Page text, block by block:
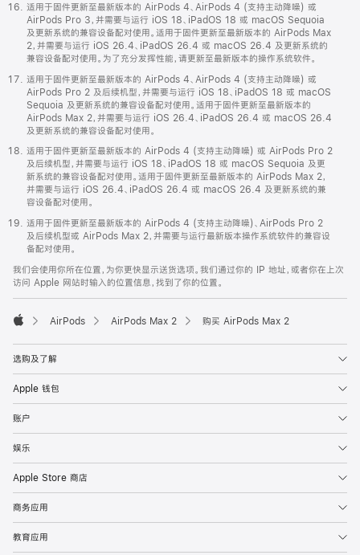
适用于固件更新至最新版本的 AirPods 4、AirPods 4 (支持主动降噪) 或
AirPods Pro 3，并需要与运行 iOS 18、iPadOS 18 或 macOS Sequoia
及更新系统的兼容设备配对使用。适用于固件更新至最新版本的 AirPods Max
2，并需要与运行 iOS 26.4、iPadOS 26.4 或 macOS 26.4 及更新系统的
兼容设备配对使用。为了充分发挥性能，请更新至最新版本的操作系统软件。
适用于固件更新至最新版本的 AirPods 4、AirPods 4 (支持主动降噪) 或
AirPods Pro 2 及后续机型，并需要与运行 iOS 18、iPadOS 18 或 macOS
Sequoia 及更新系统的兼容设备配对使用。适用于固件更新至最新版本的
AirPods Max 2，并需要与运行 iOS 26.4、iPadOS 26.4 或 macOS 26.4
及更新系统的兼容设备配对使用。
适用于固件更新至最新版本的 AirPods 4 (支持主动降噪) 或 AirPods Pro 2
及后续机型，并需要与运行 iOS 18、iPadOS 18 或 macOS Sequoia 及更
新系统的兼容设备配对使用。适用于固件更新至最新版本的 AirPods Max 2，
并需要与运行 iOS 26.4、iPadOS 26.4 或 macOS 26.4 及更新系统的兼
容设备配对使用。
适用于固件更新至最新版本的 AirPods 4 (支持主动降噪)、AirPods Pro 2
及后续机型或 AirPods Max 2，并需要与运行最新版本操作系统软件的兼容设
备配对使用。
我们会使用你所在位置，为你更快显示送货选项。我们通过你的 IP 地址，或者你在上次
访问 Apple 网站时输入的位置信息，找到了你的位置。
AirPods AirPods Max 2 购买 AirPods Max 2
选购及了解
Apple 钱包
账户
娱乐
Apple Store 商店
商务应用
教育应用